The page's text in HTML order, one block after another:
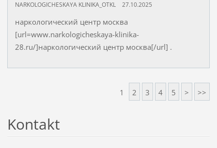
NARKOLOGICHESKAYA KLINIKA_OTKL 27.10.2025
наркологический центр москва
[url=www.narkologicheskaya-klinika-
28.ru/]наркологический центр москва[/url] .
1 2 3 4 5 > >>
Kontakt